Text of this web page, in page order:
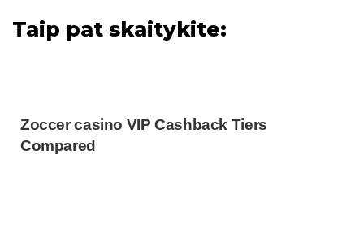
Taip pat skaitykite:
Zoccer casino VIP Cashback Tiers
Compared